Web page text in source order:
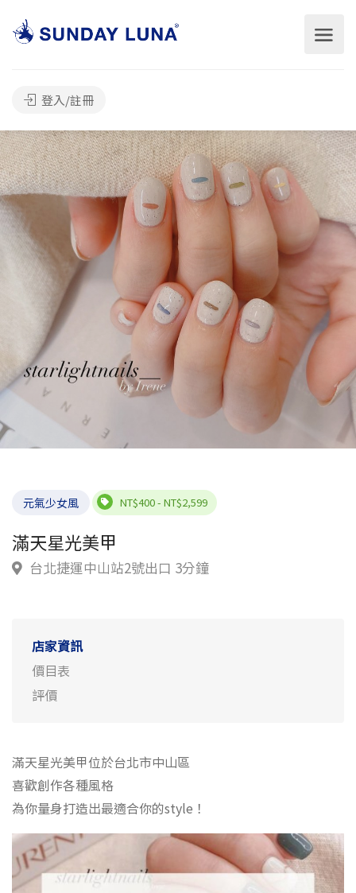
登入/註冊
元氣少女風 NT$400 - NT$2,599
滿天星光美甲
台北捷運中山站2號出口 3分鐘
店家資訊
價目表
評價
滿天星光美甲位於台北市中山區
喜歡創作各種風格
為你量身打造出最適合你的style！